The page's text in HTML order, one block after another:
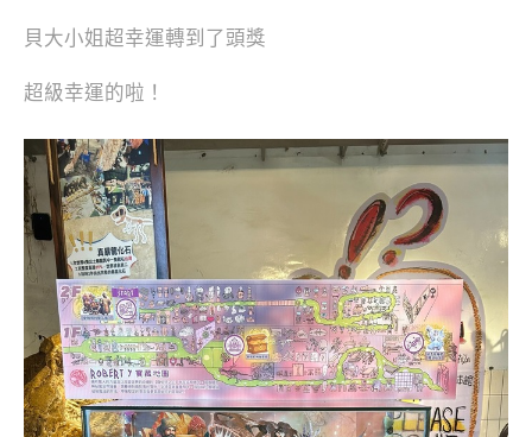
貝大小姐超幸運轉到了頭獎
超級幸運的啦！